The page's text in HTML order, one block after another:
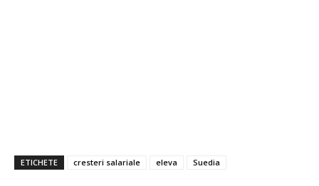
ETICHETE cresteri salariale eleva Suedia